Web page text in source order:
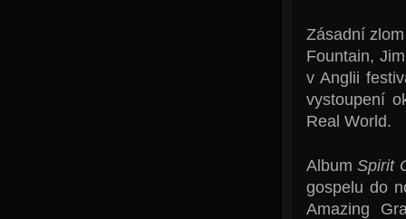
Zásadní
Fountain,
v Anglii
vystoupení
Real World.
AlbumSpirit
gospelu do
Amazing